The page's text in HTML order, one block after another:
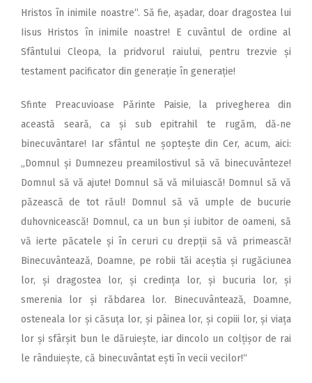
Hristos în inimile noastre“. Să fie, așadar, doar dragostea lui
Iisus Hristos în inimile noastre! E cuvântul de ordine al
Sfântului Cleopa, la pridvorul raiului, pentru trezvie și
testament pacificator din generație în generație!
Sfinte Preacuvioase Părinte Paisie, la privegherea din
această seară, ca și sub epitrahil te rugăm, dă‑ne
binecuvântare! Iar sfântul ne șoptește din Cer, acum, aici:
„Domnul și Dumnezeu preamilostivul să vă binecuvânteze!
Domnul să vă ajute! Domnul să vă miluiască! Domnul să vă
păzească de tot răul! Domnul să vă umple de bucurie
duhovnicească! Domnul, ca un bun și iubitor de oameni, să
vă ierte păcatele și în ceruri cu drepții să vă primească!
Binecuvântează, Doamne, pe robii tăi aceștia și rugăciunea
lor, și dragostea lor, și credința lor, și bucuria lor, și
smerenia lor și răbdarea lor. Binecuvântează, Doamne,
osteneala lor și căsuța lor, și pâinea lor, și copiii lor, și viața
lor și sfârșit bun le dă­ruiește, iar dincolo un colțișor de rai
le rânduiește, că binecuvântat ești în vecii vecilor!“